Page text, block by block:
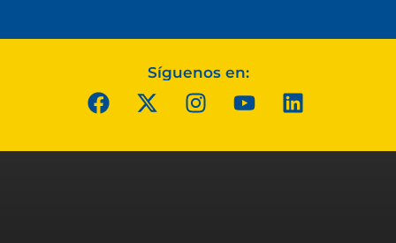
Síguenos en: